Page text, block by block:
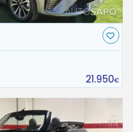
21.950€